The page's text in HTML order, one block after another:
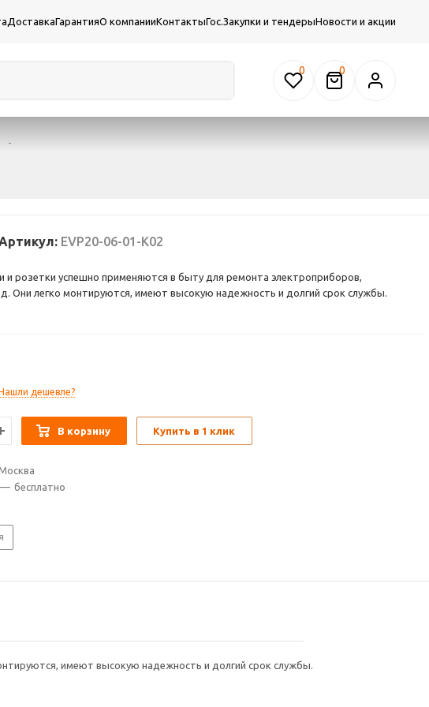
ДоставкаГарантияО компанииКонтактыГос.Закупки и тендерыНовости и акции
0
-
EVP20-06-01-K02
и розетки успешно применяются в быту для ремонта электроприборов,
Они легко монтируются, имеют высокую надежность и долгий срок службы.
дешевле?
В корзину Купить в 1 клик
— бесплатно
имеют высокую надежность и долгий срок службы.